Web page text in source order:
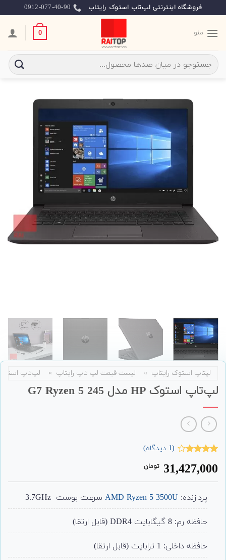
to
content
فروشگاه اینترنتی لپ‌تاپ استوک رایتاپ 0912-077-40-90
منو 0
جستجو
برای:
لپتاپ استوک رایتاپ » لیست قیمت لپ تاپ رایتاپ » لپ‌تاپ
لپ‌تاپ استوک HP مدل 245 G7 Ryzen 5
4.00
از 5
مشتری
(
1 دیدگاه)
31,427,000 تومان
پردازنده: AMD Ryzen 5 3500Uسرعت بوست 3.7GHz
حافظه رم: 8 گیگابایت DDR4 (قابل ارتقا)
حافظه داخلی: 1 ترابایت (قابل ارتقا)